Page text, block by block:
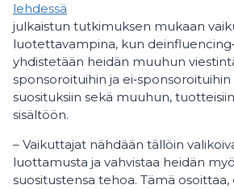
lehdessä
julkaistun tutkimuksen mukaan
luotettavampina, kun
yhdistetään heidän muuhun
sponsoroituihin ja
suosituksiin sekä muuhun,
sisältöön.
– Vaikuttajat nähdään tällöin
luottamusta ja vahvistaa heidän
suositustensa tehoa. Tämä